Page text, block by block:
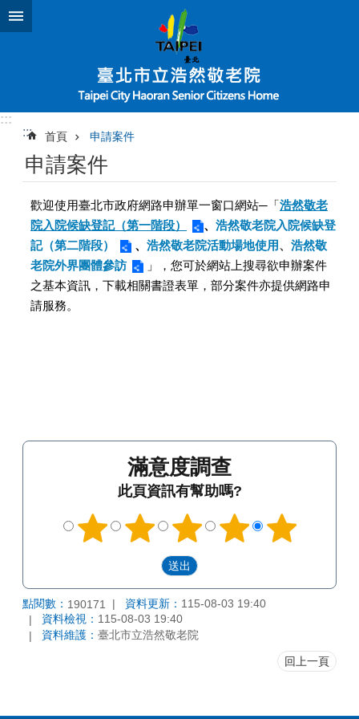
跳到主要內容區塊
:::
:::
首頁 申請案件
申請案件
歡迎使用臺北市政府網路申辦單一窗口網站─「浩然敬老
院入院候缺登記（第一階段）
、 浩然敬老院入院候缺登
記（第二階段）
、 浩然敬老院活動場地使用、 浩然敬
老院外界團體參訪
」，您可於網站上搜尋欲申辦案件
之基本資訊，下載相關書證表單，部分案件亦提供網路申
請服務。
滿意度調查
此頁資訊有幫助嗎?
點閱數： 190171 資料更新： 115-08-03 19:40
資料檢視： 115-08-03 19:40
資料維護： 臺北市立浩然敬老院
回上一頁